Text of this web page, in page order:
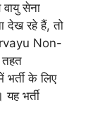
सेना
देख रहे हैं, तो
Non-
के लिए
भर्ती